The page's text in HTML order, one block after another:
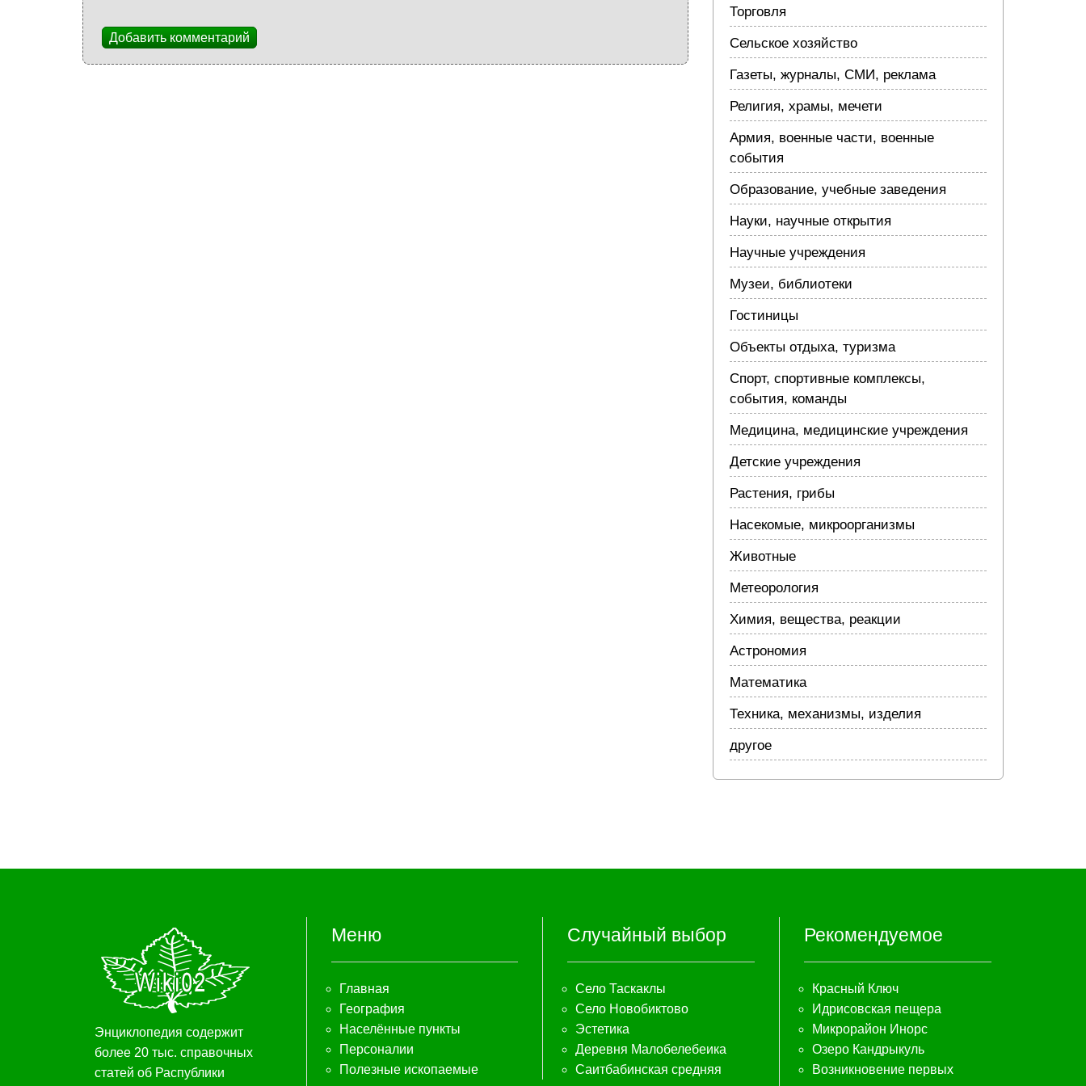
Добавить комментарий
Торговля
Сельское хозяйство
Газеты, журналы, СМИ, реклама
Религия, храмы, мечети
Армия, военные части, военные
события
Образование, учебные заведения
Науки, научные открытия
Научные учреждения
Музеи, библиотеки
Гостиницы
Объекты отдыха, туризма
Спорт, спортивные комплексы,
события, команды
Медицина, медицинские учреждения
Детские учреждения
Растения, грибы
Насекомые, микроорганизмы
Животные
Метеорология
Химия, вещества, реакции
Астрономия
Математика
Техника, механизмы, изделия
другое
Энциклопедия содержит
более 20 тыс. справочных
статей об Распублики
Меню
Главная
География
Населённые пункты
Персоналии
Полезные ископаемые
Случайный выбор
Село Таскаклы
Село Новобиктово
Эстетика
Деревня Малобелебеика
Саитбабинская средняя
Рекомендуемое
Красный Ключ
Идрисовская пещера
Микрорайон Инорс
Озеро Кандрыкуль
Возникновение первых